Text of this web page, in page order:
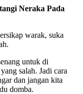
Neraka Pada
warak, suka
untuk di
salah. Jadi cara
dan jangan kita
domba.